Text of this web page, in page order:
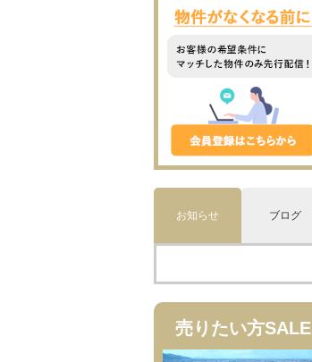
お知らせ ブログ
売りたい方SALE